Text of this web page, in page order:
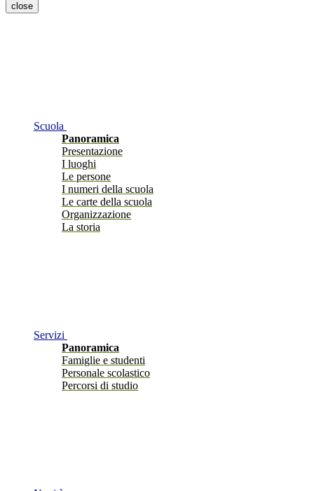
close
Scuola
Panoramica
Presentazione
I luoghi
Le persone
I numeri della scuola
Le carte della scuola
Organizzazione
La storia
Servizi
Panoramica
Famiglie e studenti
Personale scolastico
Percorsi di studio